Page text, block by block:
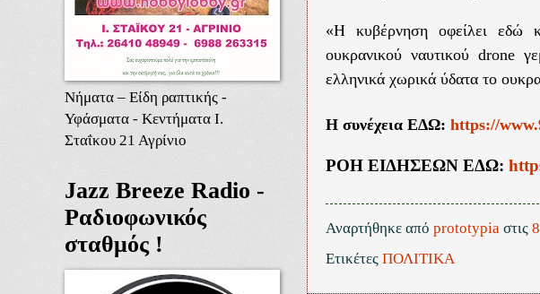
«Η κυβέρνηση οφείλει εδώ
ουκρανικού ναυτικού drone
ελληνικά χωρικά ύδατα το
Η συνέχεια ΕΔΩ: https://
ΡΟΗ ΕΙΔΗΣΕΩΝ ΕΔΩ:
Αναρτήθηκε από prototypia στις
Ετικέτες ΠΟΛΙΤΙΚΑ
Νήματα – Είδη ραπτικής -
Υφάσματα - Κεντήματα Ι.
Σταΐκου 21 Αγρίνιο
Jazz Breeze Radio -
Ραδιοφωνικός
σταθμός !